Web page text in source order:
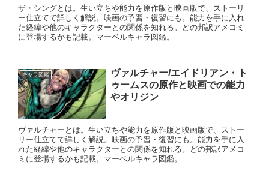
ザ・シングとは。生い立ちや能力を原作版と映画版で、ストーリ
ー仕立てで詳しく解説。映画の予習・復習にも。能力を手に入れ
た経緯や他のキャラクターとの関係を知れる。どの邦訳アメコミ
に登場するかも記載。マーベルキャラ図鑑。
キャラ図鑑
ヴァルチャー/エイドリアン・ト
ゥームスの原作と映画での能力
やオリジン
ヴァルチャーとは。生い立ちや能力を原作版と映画版で、ストー
リー仕立てで詳しく解説。映画の予習・復習にも。能力を手に入
れた経緯や他のキャラクターとの関係を知れる。どの邦訳アメコ
ミに登場するかも記載。マーベルキャラ図鑑。